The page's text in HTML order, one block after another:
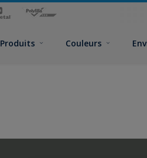
Produits Couleurs